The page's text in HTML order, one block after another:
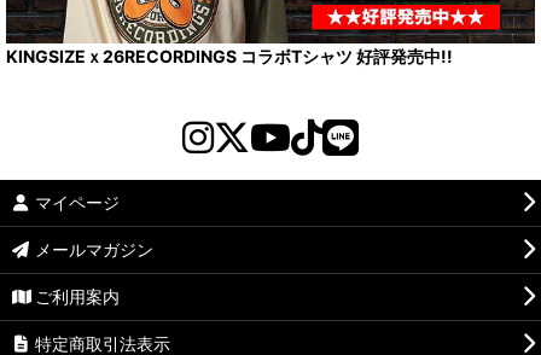
KINGSIZEｘ26RECORDINGS コラボTシャツ 好評発売中!!
マイページ
メールマガジン
ご利用案内
特定商取引法表示